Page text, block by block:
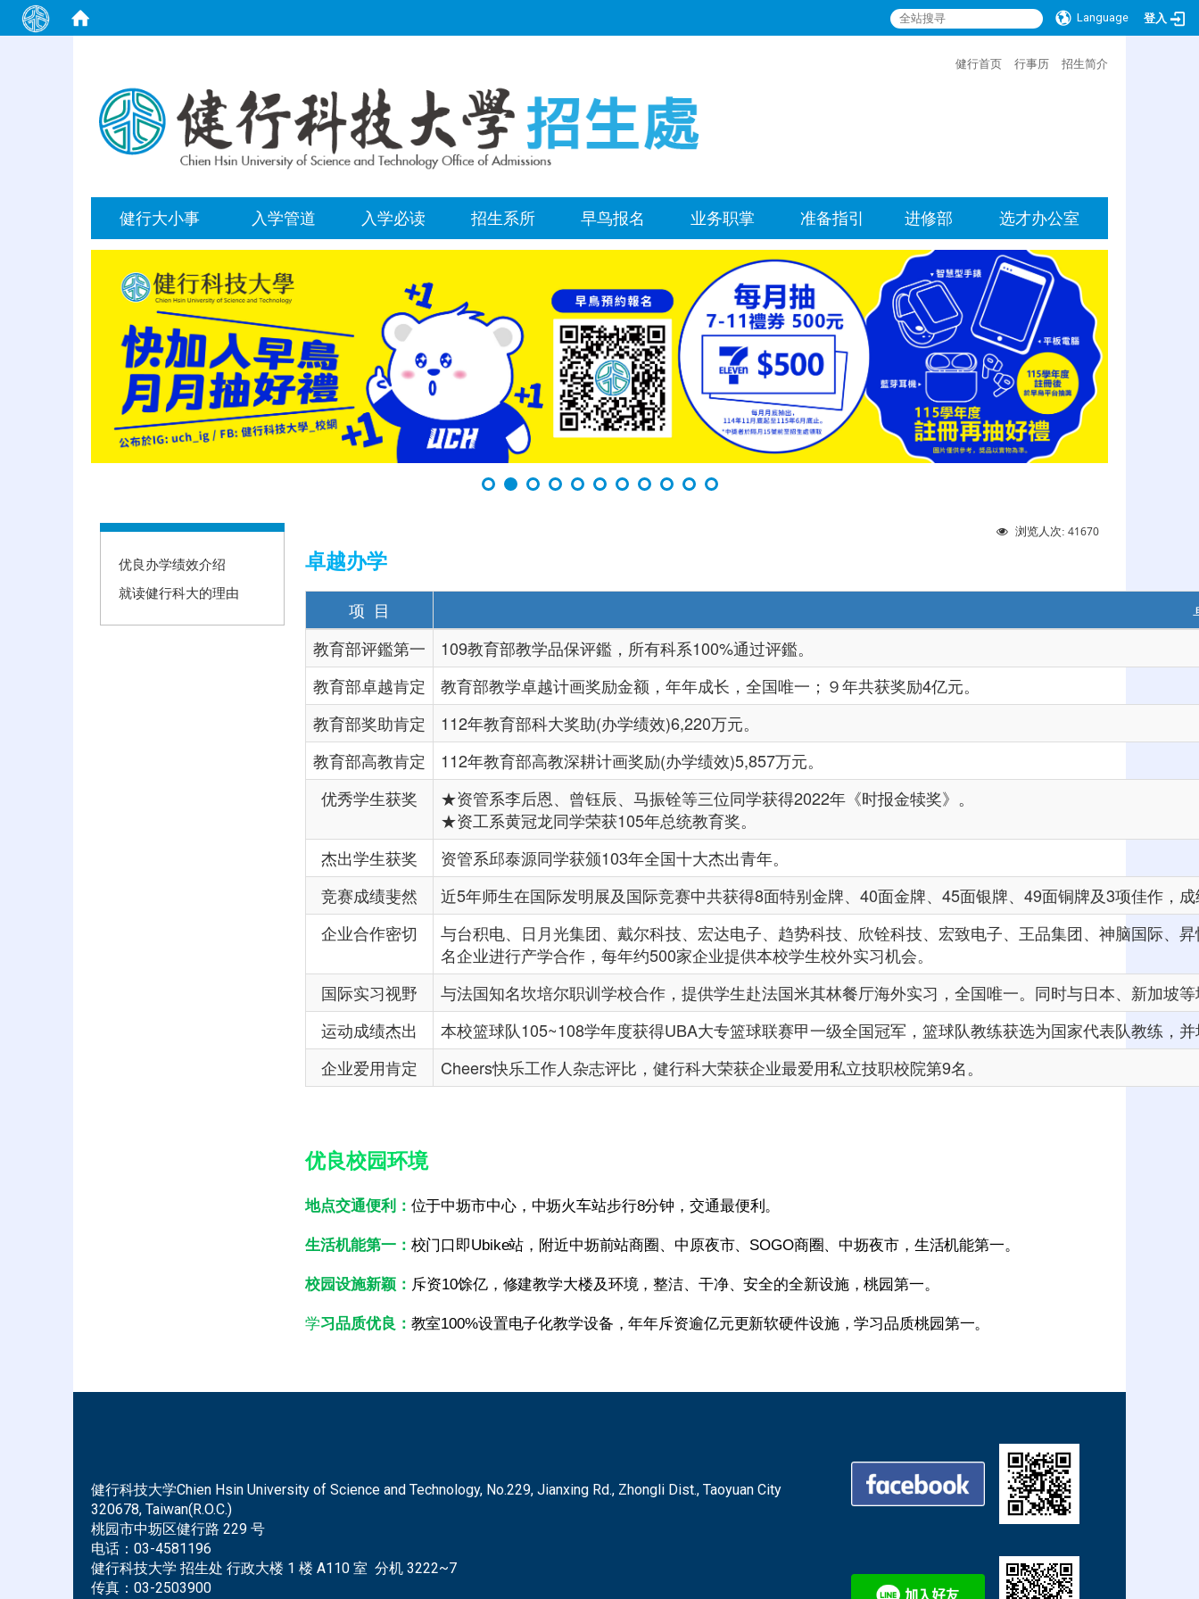
Language 登入
健行首页 行事历 招生简介
健行大小事 入学管道 入学必读 招生系所 早鸟报名 业务职掌 准备指引 进修部 选才办公室
优良办学绩效介绍
就读健行科大的理由
浏览人次: 41670
卓越办学
项 目
教育部评鑑第一
109教育部教学品保评鑑，所有科系100%通过评鑑。
教育部卓越肯定
教育部教学卓越计画奖励金额，年年成长，全国唯一；９年共获奖励4亿元。
教育部奖助肯定
112年教育部科大奖助(办学绩效)6,220万元。
教育部高教肯定
112年教育部高教深耕计画奖励(办学绩效)5,857万元。
优秀学生获奖
★资管系李后恩、曾钰辰、马振铨等三位同学获得2022年《时报金犊奖》。
★资工系黄冠龙同学荣获105年总统教育奖。
杰出学生获奖
资管系邱泰源同学获颁103年全国十大杰出青年。
竞赛成绩斐然
近5年师生在国际发明展及国际竞赛中共获得8面特别金牌、40面金牌、45面银牌、49面铜牌及3项佳作，
企业合作密切
与台积电、日月光集团、戴尔科技、宏达电子、趋势科技、欣铨科技、宏致电子、王品集团、神脑国际
名企业进行产学合作，每年约500家企业提供本校学生校外实习机会。
国际实习视野
与法国知名坎培尔职训学校合作，提供学生赴法国米其林餐厅海外实习，全国唯一。同时与日本、新加坡
运动成绩杰出
本校篮球队105~108学年度获得UBA大专篮球联赛甲一级全国冠军，篮球队教练获选为国家代表队教练，
企业爱用肯定
Cheers快乐工作人杂志评比，健行科大荣获企业最爱用私立技职校院第9名。
优良校园环境
地点交通便利： 位于中坜市中心，中坜火车站步行8分钟，交通最便利。
生活机能第一： 校门口即Ubike站，附近中坜前站商圈、中原夜市、SOGO商圈、中坜夜市，生活机能第一。
校园设施新颖： 斥资10馀亿， 修建教学大楼及环境，整洁、干净、安全的全新设施，桃园第一。
学习品质优良： 教室100%设置电子化教学设备，年年斥资逾亿元更新软硬件设施，学习品质桃园第一。
健行科技大学Chien Hsin University of Science and Technology, No.229, Jianxing Rd., Zhongli Dist., Taoyuan City
320678, Taiwan(R.O.C.)
桃园市中坜区健行路 229 号
电话： 03-4581196
健行科技大学 招生处 行政大楼 1 楼 A110 室 分机 3222~7
传真： 03-2503900